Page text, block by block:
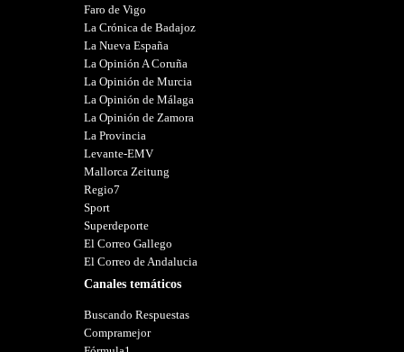
Faro de Vigo
La Crónica de Badajoz
La Nueva España
La Opinión A Coruña
La Opinión de Murcia
La Opinión de Málaga
La Opinión de Zamora
La Provincia
Levante-EMV
Mallorca Zeitung
Regio7
Sport
Superdeporte
El Correo Gallego
El Correo de Andalucia
Canales temáticos
Buscando Respuestas
Compramejor